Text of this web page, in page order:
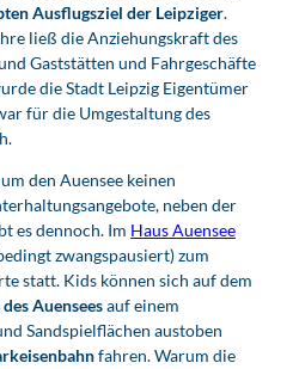
Ausflugsziel der Leipziger.
ließ die Anziehungskraft des
Gaststätten und Fahrgeschäfte
die Stadt Leipzig Eigentümer
für die Umgestaltung des
den Auensee keinen
neben der
es dennoch. Im Haus Auensee
zwangspausiert) zum
statt. Kids können sich auf dem
Auenseesauf einem
Sandspielflächen austoben
fahren. Warum die